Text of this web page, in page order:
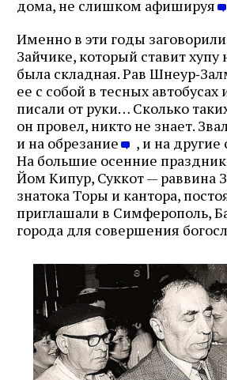
дома, не слишком афишируя
Именно в эти годы
Зайчике, который ставит хупу
была складная. Рав
ее с собой в тесных
писали от руки… Сколько
он провел, никто не знает.
и на обрезание
, и на
На большие осенние
Йом Кипур, Суккот — раввина
знатока Торы и кантора,
приглашали в Симферополь,
города для совершения